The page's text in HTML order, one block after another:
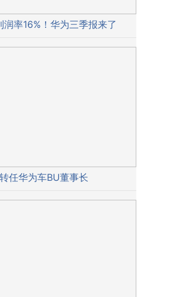
率16%！华为三季报来了
任华为车BU董事长